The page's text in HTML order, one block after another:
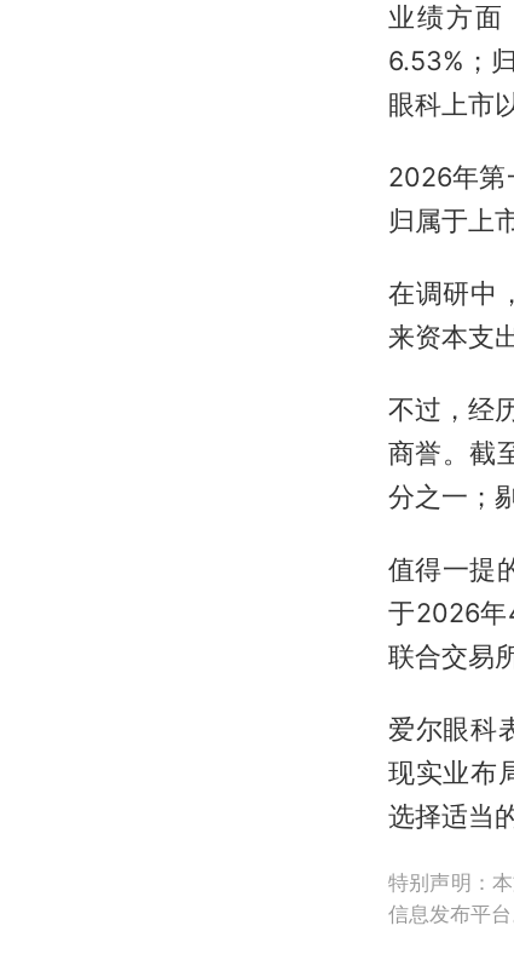
业绩方面
6.53%；
眼科上市
2026年第
归属于上
在调研中
来资本支
不过，经
商誉。截
分之一；
值得一提
于2026年
联合交易
爱尔眼科
现实业布
选择适当
特别声明：
信息发布平台